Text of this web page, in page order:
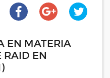
EN MATERIA
RAID EN